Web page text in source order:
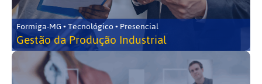
Formiga-MG • Tecnológico • Presencial
Gestão da Produção Industrial